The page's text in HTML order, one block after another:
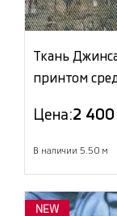
Ткань
принтом
Цена:2
В наличии 5.50 м
NEW